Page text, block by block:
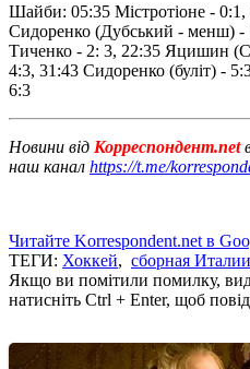
Шайби: 05:35 Містротіоне -
Сидоренко (Дубський - менш) -
Тиченко - 2: 3, 22:35 Яцишин
4:3, 31:43 Сидоренко (буліт) -
6:3
Новини від Корреспондент.net
наш канал https://t.me/
Читайте Korrespondent.net в
ТЕГИ: Хоккей, сборная Италии
Якщо ви помітили помилку,
натисніть Ctrl + Enter, щоб